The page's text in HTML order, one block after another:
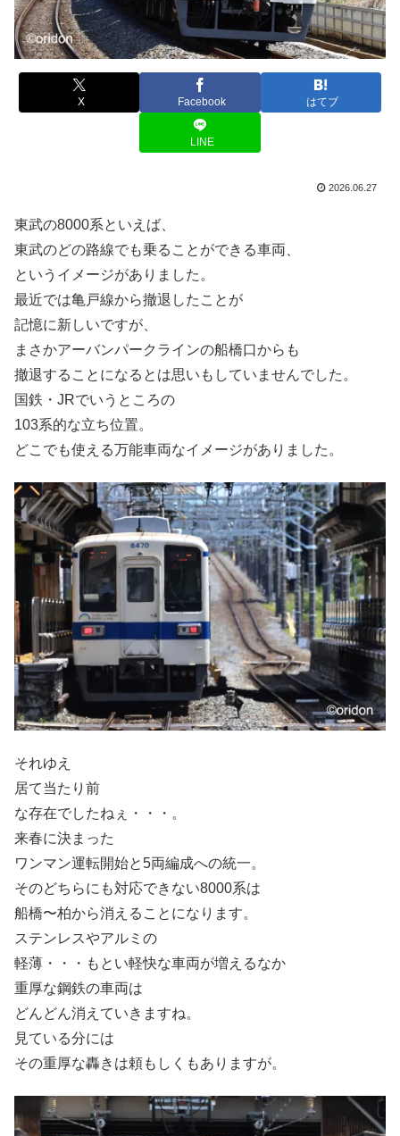
X Facebook はてブ
LINE
2026.06.27
東武の8000系といえば、
東武のどの路線でも乗ることができる車両、
というイメージがありました。
最近では亀戸線から撤退したことが
記憶に新しいですが、
まさかアーバンパークラインの船橋口からも
撤退することになるとは思いもしていませんでした。
国鉄・JRでいうところの
103系的な立ち位置。
どこでも使える万能車両なイメージがありました。
それゆえ
居て当たり前
な存在でしたねぇ・・・。
来春に決まった
ワンマン運転開始と5両編成への統一。
そのどちらにも対応できない8000系は
船橋〜柏から消えることになります。
ステンレスやアルミの
軽薄・・・もとい軽快な車両が増えるなか
重厚な鋼鉄の車両は
どんどん消えていきますね。
見ている分には
その重厚な轟きは頼もしくもありますが。